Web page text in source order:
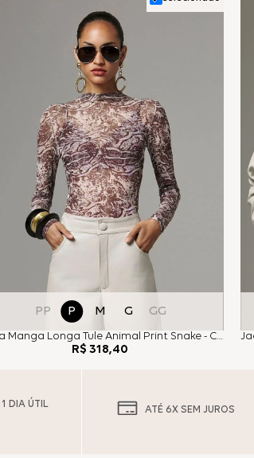
PP P M G GG
Blusa Manga Longa Tule Animal Print Snake - Cinza
R$ 318,40
1 DIA ÚTIL
ATÉ 6X SEM JUROS